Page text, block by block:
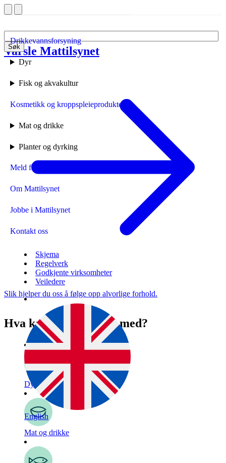
Søk
Drikkevannsforsyning
Dyr
Fisk og akvakultur
Kosmetikk og kroppspleieprodukter
Mat og drikke
Planter og dyrking
Meld fra til Mattilsynet
Om Mattilsynet
Jobbe i Mattilsynet
Kontakt oss
Skjema
Regelverk
Godkjente virksomheter
Veiledere
English
Forside
Varsle Mattilsynet
Slik hjelper du oss å følge opp alvorlige forhold.
Hva kan vi hjelpe deg med?
Dyr
Mat og drikke